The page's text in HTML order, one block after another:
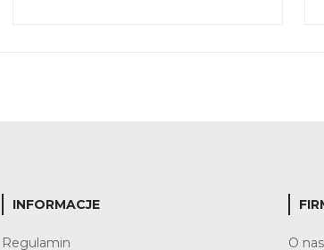
INFORMACJE
Regulamin O nas